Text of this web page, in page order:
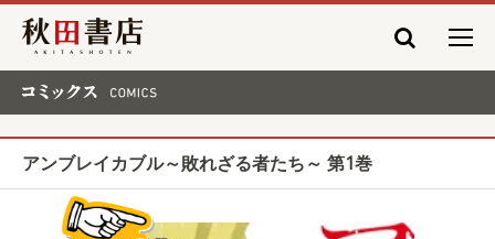
秋田書店
アンブレイカブル～敗れざる者たち～ 第1巻